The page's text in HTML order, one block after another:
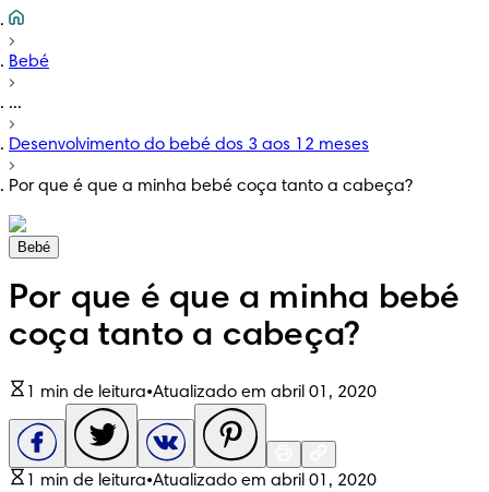
Bebé
...
Desenvolvimento do bebé dos 3 aos 12 meses
Por que é que a minha bebé coça tanto a cabeça?
Bebé
Por que é que a minha bebé
coça tanto a cabeça?
1 min de leitura•Atualizado em abril 01, 2020
1 min de leitura•Atualizado em abril 01, 2020